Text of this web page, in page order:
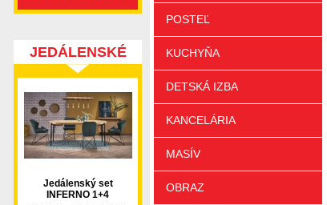
POSTEĽ
KUCHYŇA
DETSKÁ IZBA
KANCELÁRIA
MASÍV
OBRAZ
JEDÁLENSKÉ
SETY
Jedálenský set
INFERNO 1+4